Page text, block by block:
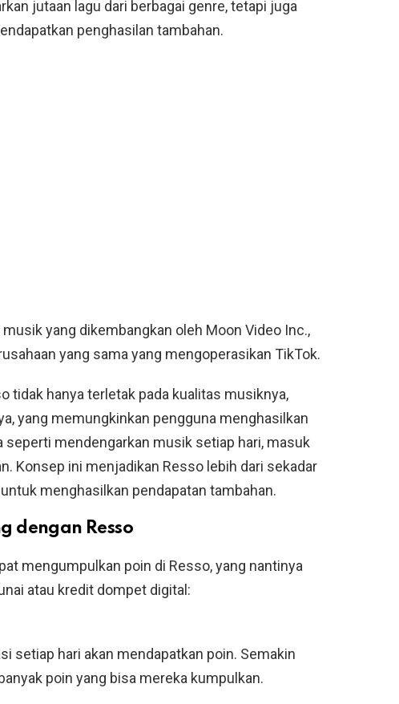
jutaan lagu dari berbagai genre, tetapi juga
penghasilan tambahan.
yang dikembangkan oleh Moon Video Inc.,
yang sama yang mengoperasikan TikTok.
tidak hanya terletak pada kualitas musiknya,
yang memungkinkan pengguna menghasilkan
seperti mendengarkan musik setiap hari, masuk
Konsep ini menjadikan Resso lebih dari sekadar
menghasilkan pendapatan tambahan.
dengan Resso
mengumpulkan poin di Resso, yang nantinya
atau kredit dompet digital:
setiap hari akan mendapatkan poin. Semakin
poin yang bisa mereka kumpulkan.